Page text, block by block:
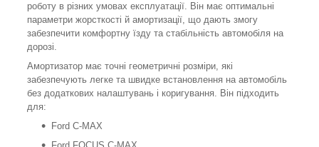
роботу в різних умовах експлуатації. Він має оптимальні
параметри жорсткості й амортизації, що дають змогу
забезпечити комфортну їзду та стабільність автомобіля на
дорозі.
Амортизатор має точні геометричні розміри, які
забезпечують легке та швидке встановлення на автомобіль
без додаткових налаштувань і коригування. Він підходить
для:
Ford C-MAX